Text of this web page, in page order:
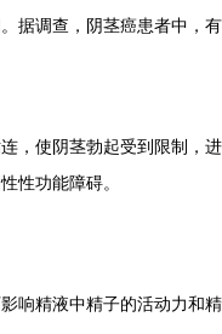
调查，阴茎癌患者中，
使阴茎勃起受到限制，
性功能障碍。
精液中精子的活动力和